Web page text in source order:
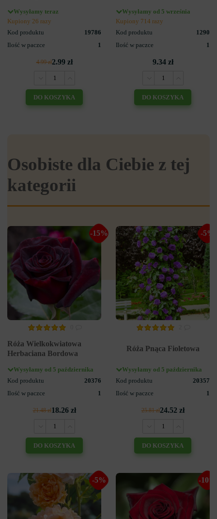
Wysyłamy teraz
Kupiony 26 razy
Kod produktu
19786
Ilość w paczce
1
4.99 zł2.99 zł
DO KOSZYKA
Wysyłamy od 5 września
Kupiony 714 razy
Kod produktu
1290
Ilość w paczce
1
9.34 zł
DO KOSZYKA
Osobiste dla Ciebie z tej
kategorii
-15%
Róża Wielkokwiatowa
Herbaciana Bordowa
Wysyłamy od 5 października
Kod produktu
20376
Ilość w paczce
1
21.48 zł18.26 zł
DO KOSZYKA
-5%
Róża Pnąca Fioletowa
Wysyłamy od 5 października
Kod produktu
20357
Ilość w paczce
1
25.81 zł24.52 zł
DO KOSZYKA
-5% -10%